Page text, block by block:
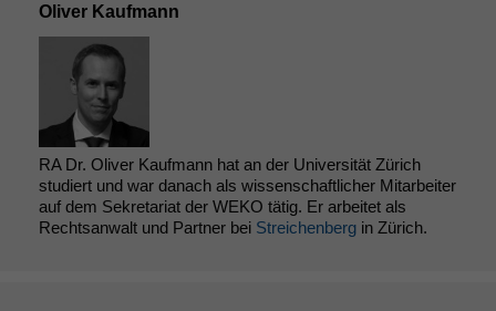
Oliver Kaufmann
RA Dr. Oliver Kaufmann hat an der Universität Zürich
studiert und war danach als wissenschaftlicher Mitarbeiter
auf dem Sekretariat der WEKO tätig. Er arbeitet als
Rechtsanwalt und Partner bei Streichenberg in Zürich.